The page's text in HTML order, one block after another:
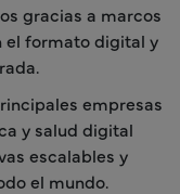
gracias a marcos
el formato digital y
empresas
y salud digital
escalables y
el mundo.